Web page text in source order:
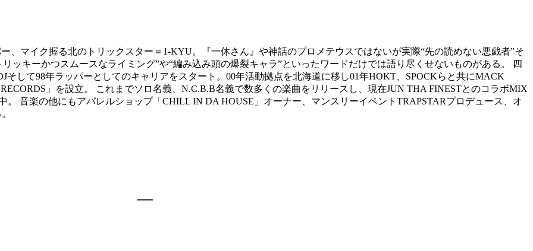
、マイク握る北のトリックスター＝1-KYU。『一休さん』や神話のプロメテウスではないが実際“先の読めない悪戯者”そ
ッキーかつスムースなライミング”や“編み込み頭の爆裂キャラ”といったワードだけでは語り尽くせないものがある。 四
そして98年ラッパーとしてのキャリアをスタート。00年活動拠点を北海道に移し01年HOKT、SPOCKらと共にMACK
」を設立。 これまでソロ名義、N.C.B.B名義で数多くの楽曲をリリースし、現在JUN THA FINESTとのコラボMIX
。 音楽の他にもアパレルショップ「CHILL IN DA HOUSE」オーナー、マンスリーイベントTRAPSTARプロデュース、オ